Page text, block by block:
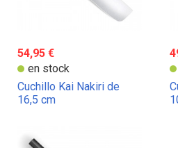
54,95 €
en stock
Cuchillo Kai Nakiri de
16,5 cm